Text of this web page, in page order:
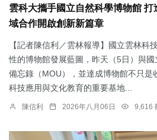
雲科大攜手國立自然科學博物館
域合作開啟創新新篇章
【記者陳信利／雲林報導】國立雲林科
性的博物館發展藍圖，昨天（5日）與
備忘錄（MOU），並達成博物館不只是
科技應用與文化教育的重要基地...
陳信利 2026年八月06日 9,616